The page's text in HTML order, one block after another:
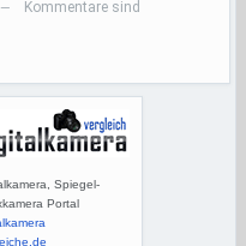
—
Kommentare sind
Spiegel-
Portal